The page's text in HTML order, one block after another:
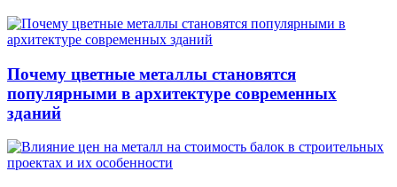
Почему цветные металлы становятся
популярными в архитектуре современных
зданий